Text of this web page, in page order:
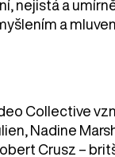
nejistá a
a
Collective
Nadine
Crusz –